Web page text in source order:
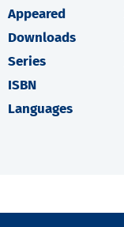
Appeared
Downloads
Series
ISBN
Languages